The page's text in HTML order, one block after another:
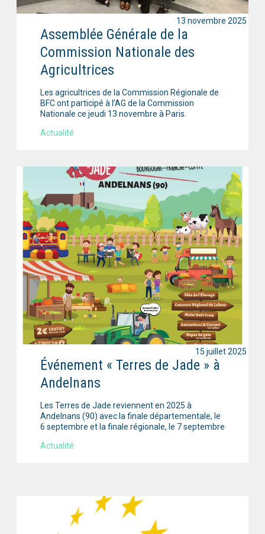
Assemblée Générale de la
Commission Nationale des
Agricultrices
Les agricultrices de la Commission Régionale de
BFC ont participé à l’AG de la Commission
Nationale ce jeudi 13 novembre à Paris.
Actualité
13 novembre 2025
Événement « Terres de Jade » à
Andelnans
Les Terres de Jade reviennent en 2025 à
Andelnans (90) avec la finale départementale, le
6 septembre et la finale régionale, le 7 septembre
Actualité
15 juillet 2025